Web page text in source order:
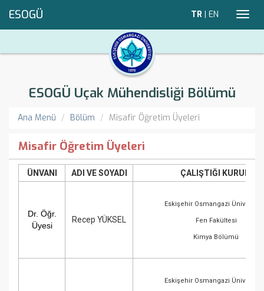
ESOGÜ TR | EN
ESOGÜ Uçak Mühendisliği Bölümü
Ana Menü Bölüm Misafir Öğretim Üyeleri
Misafir Öğretim Üyeleri
ÜNVANI ADI VE SOYADI ÇALIŞTIĞI KURUM
Dr. Öğr.
Üyesi
Recep YÜKSEL
Eskişehir Osmangazi
Fen Fakültesi
Kimya Bölümü
Eskişehir Osmangazi